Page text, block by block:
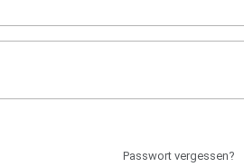
Passwort vergessen?